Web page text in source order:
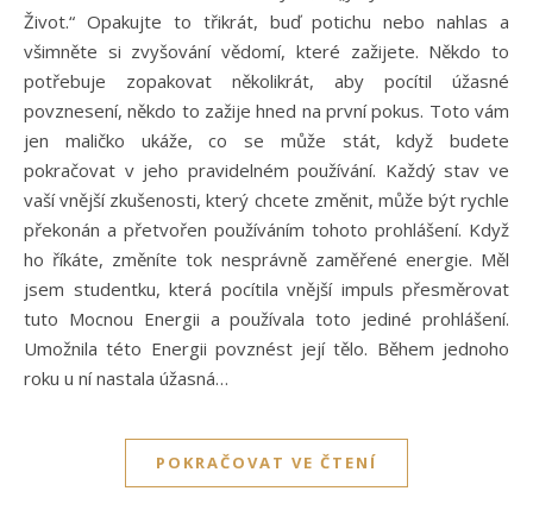
Život.“ Opakujte to třikrát, buď potichu nebo nahlas a
všimněte si zvyšování vědomí, které zažijete. Někdo to
potřebuje zopakovat několikrát, aby pocítil úžasné
povznesení, někdo to zažije hned na první pokus. Toto vám
jen maličko ukáže, co se může stát, když budete
pokračovat v jeho pravidelném používání. Každý stav ve
vaší vnější zkušenosti, který chcete změnit, může být rychle
překonán a přetvořen používáním tohoto prohlášení. Když
ho říkáte, změníte tok nesprávně zaměřené energie. Měl
jsem studentku, která pocítila vnější impuls přesměrovat
tuto Mocnou Energii a používala toto jediné prohlášení.
Umožnila této Energii povznést její tělo. Během jednoho
roku u ní nastala úžasná…
POKRAČOVAT VE ČTENÍ